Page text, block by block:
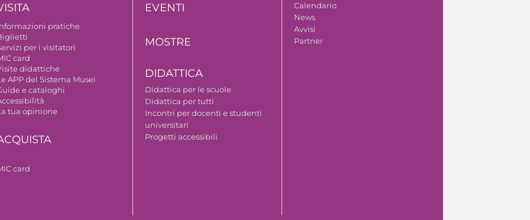
pratiche
per i visitatori
card
didattiche
APP del Sistema Musei
e cataloghi
tua opinione
card
EVENTI
MOSTRE
DIDATTICA
Didattica per le scuole
Didattica per tutti
Incontri per docenti e studenti
universitari
Progetti accessibili
Calendario
News
Avvisi
Partner